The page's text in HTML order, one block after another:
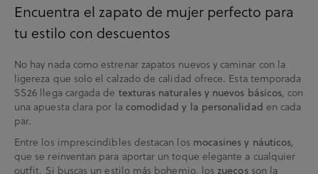
Encuentra el zapato de mujer perfecto para
tu estilo con descuentos
No hay nada como estrenar zapatos nuevos y caminar con la
ligereza que solo el calzado de calidad ofrece. Esta temporada
SS26 llega cargada de texturas naturales y nuevos básicos, con
una apuesta clara por la comodidad y la personalidad en cada
par.
Entre los imprescindibles destacan los mocasines y náuticos,
que se reinventan para aportar un toque elegante a cualquier
outfit. Si buscas un estilo más bohemio, loszuecosson la